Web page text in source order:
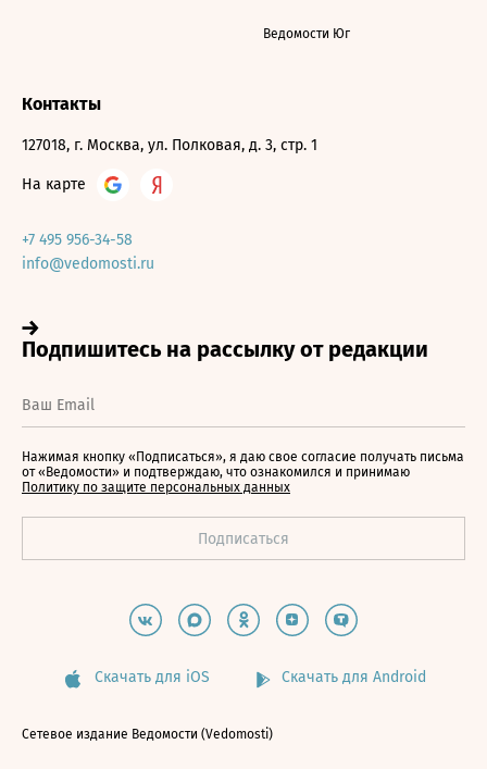
Ведомости Юг
Контакты
127018, г. Москва, ул. Полковая, д. 3, стр. 1
На карте
+7 495 956-34-58
info@vedomosti.ru
Нажимая кнопку «Подписаться», я даю свое согласие получать письма
от «Ведомости» и подтверждаю, что ознакомился и принимаю
Политику по защите персональных данных
Скачать для iOS Скачать для Android
Сетевое издание Ведомости (Vedomosti)